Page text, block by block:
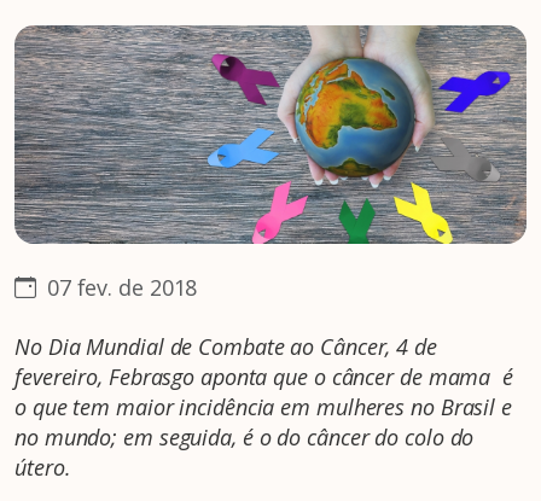
07 fev. de 2018
No Dia Mundial de Combate ao Câncer, 4 de
fevereiro, Febrasgo aponta que o câncer de mama é
o que tem maior incidência em mulheres no Brasil e
no mundo; em seguida, é o do câncer do colo do
útero.